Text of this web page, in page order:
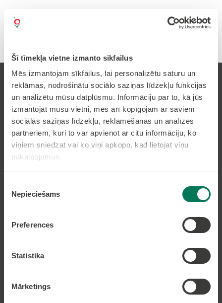
Šī tīmekļa vietne izmanto sīkfailus
Mēs izmantojam sīkfailus, lai personalizētu saturu un
reklāmas, nodrošinātu sociālo saziņas līdzekļu funkcijas
un analizētu mūsu datplūsmu. Informāciju par to, kā jūs
izmantojat mūsu vietni, mēs arī kopīgojam ar saviem
sociālās saziņas līdzekļu, reklamēšanas un analīzes
partneriem, kuri to var apvienot ar citu informāciju, ko
viņiem sniedzat vai ko viņi apkopo, kad lietojat viņu
pakalpojumus.
izvēle
Nepieciešams
Preferences
Statistika
Mārketings
PASKAIDROJUMA RAKSTS
Pierakstīties uz avīzi
Pakalpojumi
Dzīvesvietas deklarēšana
Pieteikt bērnu pirmsskolas izglītības iestādē
epakalpojumi.lv